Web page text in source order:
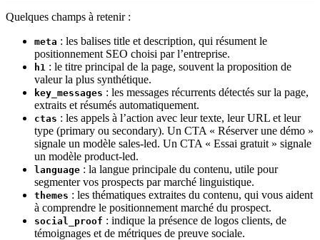
Quelques champs à retenir :
meta : les balises title et description, qui résument le
positionnement SEO choisi par l’entreprise.
h1 : le titre principal de la page, souvent la proposition de
valeur la plus synthétique.
key_messages : les messages récurrents détectés sur la page,
extraits et résumés automatiquement.
ctas : les appels à l’action avec leur texte, leur URL et leur
type (primary ou secondary). Un CTA « Réserver une démo »
signale un modèle sales-led. Un CTA « Essai gratuit » signale
un modèle product-led.
language : la langue principale du contenu, utile pour
segmenter vos prospects par marché linguistique.
themes : les thématiques extraites du contenu, qui vous aident
à comprendre le positionnement marché du prospect.
social_proof : indique la présence de logos clients, de
témoignages et de métriques de preuve sociale.